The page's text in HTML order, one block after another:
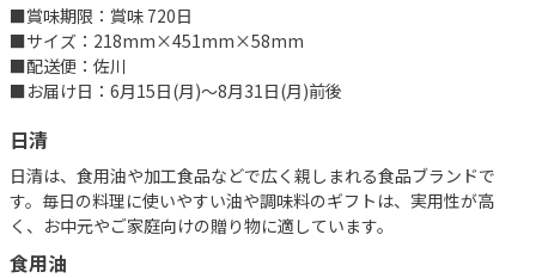
■賞味期限：賞味 720日
■サイズ：218mm×451mm×58mm
■配送便：佐川
■お届け日：6月15日(月)～8月31日(月)前後
日清
日清は、食用油や加工食品などで広く親しまれる食品ブランドで
す。毎日の料理に使いやすい油や調味料のギフトは、実用性が高
く、お中元やご家庭向けの贈り物に適しています。
食用油